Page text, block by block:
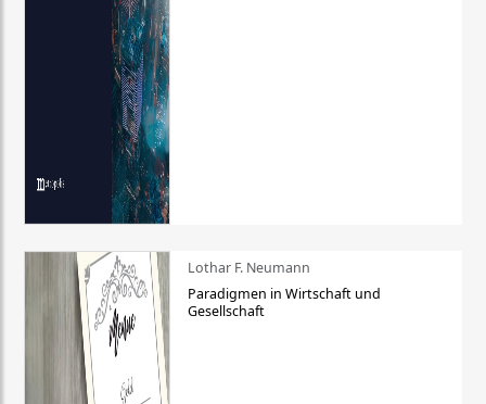
Lothar F. Neumann
Paradigmen in Wirtschaft und
Gesellschaft